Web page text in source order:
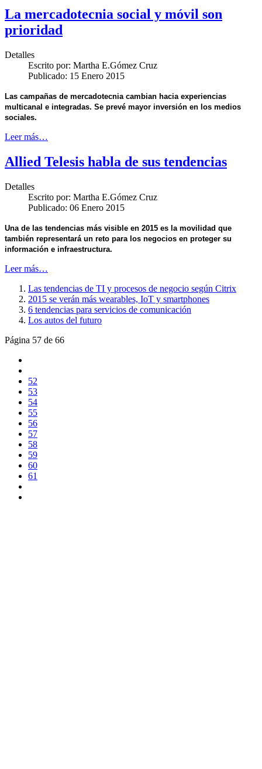
La mercadotecnia social y móvil son
prioridad
Detalles
Escrito por: Martha E.Gómez Cruz
Publicado: 15 Enero 2015
Las campañas de mercadotecnia cambian hacia experiencias
multicanal e integradas. Se prevé mayor inversión en los medios
sociales.
Leer más…
Allied Telesis habla de sus tendencias
Detalles
Escrito por: Martha E.Gómez Cruz
Publicado: 06 Enero 2015
Una de las tendencias más visible en 2015 es la movilidad que
también representará un reto para los negocios en proteger su
información e infraestructura.
Leer más…
Las tendencias de TI y procesos de negocio según Citrix
2015 se verán más wearables, IoT y smartphones
6 tendencias para servicios de comunicación
Los autos del futuro
Página 57 de 66
52
53
54
55
56
57
58
59
60
61